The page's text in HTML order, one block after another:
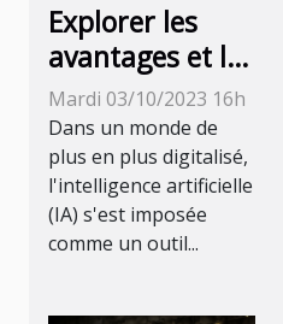
Explorer les
avantages et les
inconvénients
des outils IA
que vous
devriez
connaître
Mardi 03/10/2023 16h
Dans un monde de
plus en plus digitalisé,
l'intelligence artificielle
(IA) s'est imposée
comme un outil...